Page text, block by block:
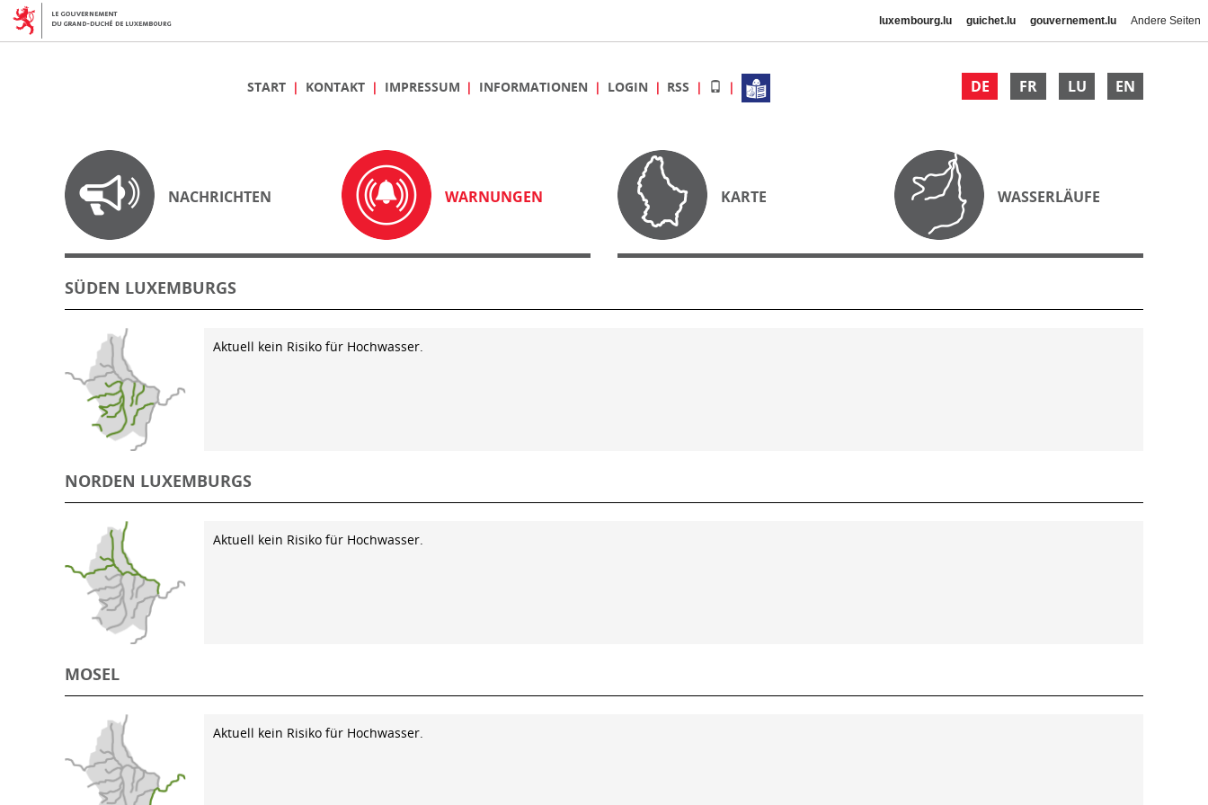
luxembourg.lu guichet.lu gouvernement.lu Andere Seiten
DE FR LU EN
START KONTAKT IMPRESSUM INFORMATIONEN LOGIN RSS
NACHRICHTEN WARNUNGEN KARTE WASSERLÄUFE
SÜDEN LUXEMBURGS
Aktuell kein Risiko für Hochwasser.
NORDEN LUXEMBURGS
Aktuell kein Risiko für Hochwasser.
MOSEL
Aktuell kein Risiko für Hochwasser.